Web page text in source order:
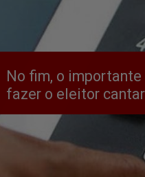
No fim, o importante
fazer o eleitor